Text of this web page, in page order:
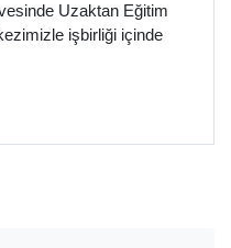
Uzaktan Eğitim
işbirliği içinde